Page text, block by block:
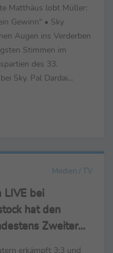
Matthäus lobt Müller:
Gewinn" • Sky
Augen ins Verderben
Stimmen im
des 33.
Sky. Pal Dardai
Medien / TV
LIVE bei
hat den
Zweiter
erkämpft 3:3 und